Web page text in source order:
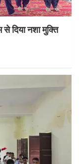
दिया नशा मुक्ति